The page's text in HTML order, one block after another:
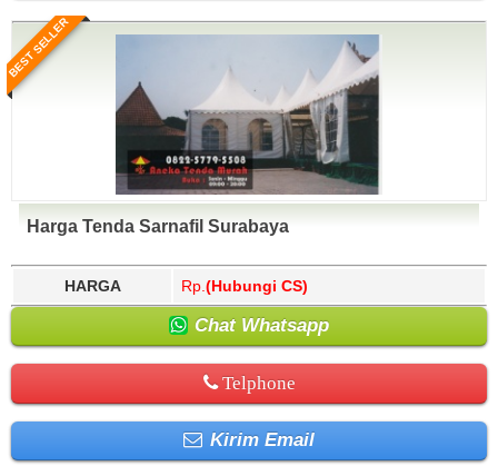
BEST SELLER
Harga Tenda Sarnafil Surabaya
HARGA Rp. (Hubungi CS)
Chat Whatsapp
Telphone
Kirim Email